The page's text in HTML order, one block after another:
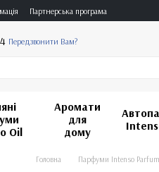
Партнерська програма
Передзвонити Вам?
Oil
Аромати
для
дому
Головна Парфуми Intenso Parfum